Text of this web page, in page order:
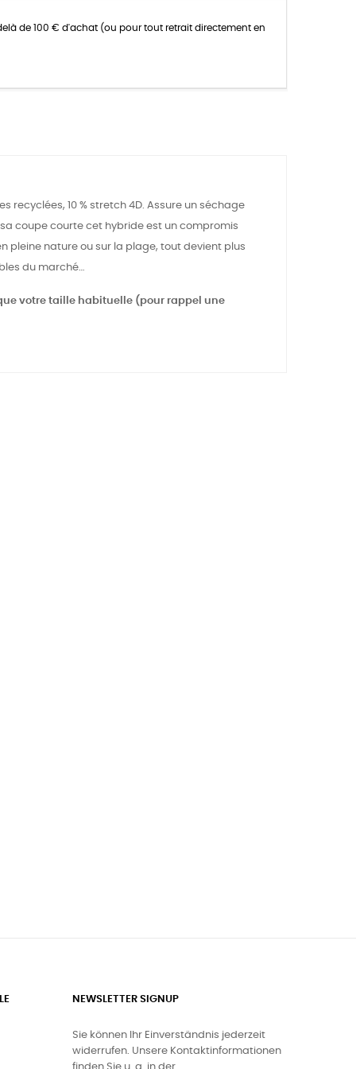
de 100 € d'achat (ou pour tout retrait directement en
recyclées, 10 % stretch 4D. Assure un séchage
coupe courte cet hybride est un compromis
pleine nature ou sur la plage, tout devient plus
du marché…
votre taille habituelle (pour rappel une
NEWSLETTER SIGNUP
Sie können Ihr Einverständnis jederzeit
widerrufen. Unsere Kontaktinformationen
finden Sie u. a. in der